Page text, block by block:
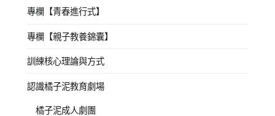
專欄【青春進行式】
專欄【親子教養錦囊】
訓練核心理論與方式
認識橘子泥教育劇場
橘子泥成人劇團